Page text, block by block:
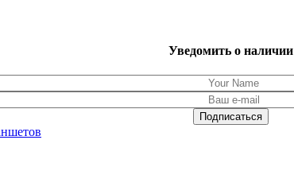
Уведомить о наличии